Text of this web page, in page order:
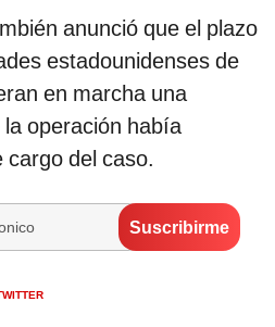
anunció que el plazo
estadounidenses de
en marcha una
operación había
cargo del caso.